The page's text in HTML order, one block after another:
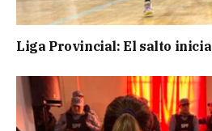
Liga Provincial: El salto